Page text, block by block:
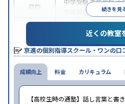
続きを見
目的
中学受験高校受験大
学習習慣の定着
中高一貫校生に対応
ブレットを利用季節
※2024年6月調査。大学受験塾・予備
近くの教室
京進の個別指導スクール・ワンの口
成績向上
【高校生時の通塾】話し言葉と書
料金 カリキュラム